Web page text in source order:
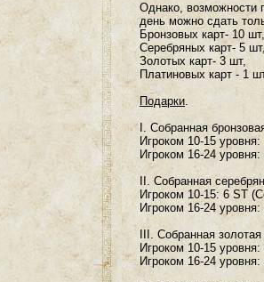
Однако, возможности
день можно сдать
Бронзовых карт- 10 шт,
Серебряных карт- 5
Золотых карт- 3 шт,
Платиновых карт - 1
Подарки.
I. Собранная
Игроком 10-15
Игроком 16-24
II. Собранная
Игроком 10-15: 6 ST
Игроком 16-24
III. Собранная
Игроком 10-15
Игроком 16-24